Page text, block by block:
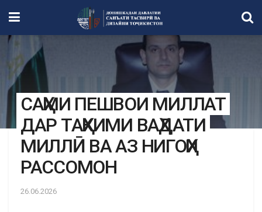
САҲМИ ПЕШВОИ МИЛЛАТ
ДАР ТАҲКИМИ ВАҲДАТИ
МИЛЛӢ ВА АЗ НИГОҲИ
РАССОМОН
26.06.2026